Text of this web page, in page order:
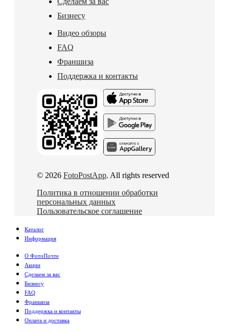
Бизнесу
Видео обзоры
FAQ
Франшиза
Поддержка и контакты
© 2026 FotoPostApp. All rights reserved
Политика в отношении обработки
персональных данных
Пользовательское соглашение
Каталог
Информация
О ФотоПочте
Акции
Сделаем за вас
Бизнесу
FAQ
Франшиза
Поддержка и контакты
Оплата и доставка